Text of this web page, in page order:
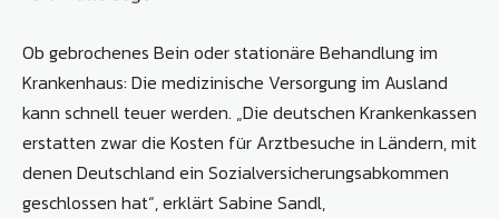
Ob gebrochenes Bein oder stationäre Behandlung im
Krankenhaus: Die medizinische Versorgung im Ausland
kann schnell teuer werden. „Die deutschen Krankenkassen
erstatten zwar die Kosten für Arztbesuche in Ländern, mit
denen Deutschland ein Sozialversicherungsabkommen
geschlossen hat“, erklärt Sabine Sandl,